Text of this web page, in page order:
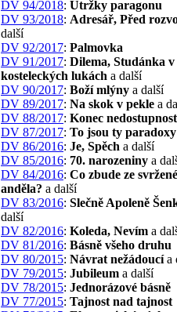
DV 94/2018: Útržky paragonu
DV 93/2018: Adresář, Před
další
DV 92/2017: Palmovka
DV 91/2017: Dilema, Studánka v
kosteleckých lukách a další
DV 90/2017: Boží mlýny a další
DV 89/2017: Na skok v pekle a
DV 88/2017: Konec
DV 87/2017: To jsou ty paradoxy
DV 86/2016: Je, Spěch a další
DV 85/2016: 70. narozeniny a
DV 84/2016: Co zbude ze
anděla? a další
DV 83/2016: Slečně Apoleně
další
DV 82/2016: Koleda, Nevím a
DV 81/2016: Básně všeho druhu
DV 80/2015: Návrat nežádoucía
DV 79/2015: Jubileum a další
DV 78/2015: Jednorázové básně
DV 77/2015: Tajnost nad tajnost